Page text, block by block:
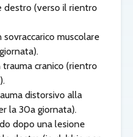
(verso il rientro
muscolare
cranico (rientro
distorsivo alla
la 30a giornata).
dopo una lesione